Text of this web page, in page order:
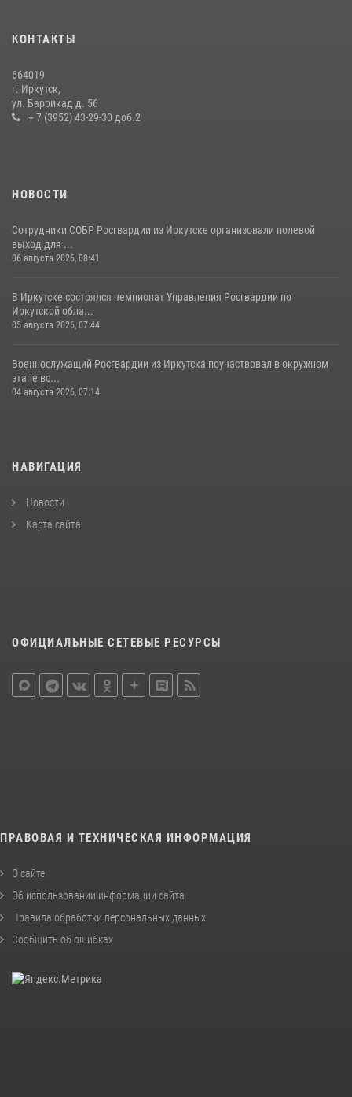
пенсионерку, страдающую потерей памяти
В Иркутской области состоится прямая линия по вопросам
поступления на службу в Росгвардию
КОНТАКТЫ
664019
г. Иркутск,
ул. Баррикад д. 56
+ 7 (3952) 43-29-30 доб.2
НОВОСТИ
Сотрудники СОБР Росгвардии из Иркутске организовали полевой
выход для ...
06 августа 2026, 08:41
В Иркутске состоялся чемпионат Управления Росгвардии по
Иркутской обла...
05 августа 2026, 07:44
Военнослужащий Росгвардии из Иркутска поучаствовал в окружном
этапе вс...
04 августа 2026, 07:14
НАВИГАЦИЯ
Новости
Карта сайта
ОФИЦИАЛЬНЫЕ СЕТЕВЫЕ РЕСУРСЫ
ПРАВОВАЯ И ТЕХНИЧЕСКАЯ ИНФОРМАЦИЯ
О сайте
Об использовании информации сайта
Правила обработки персональных данных
Сообщить об ошибках